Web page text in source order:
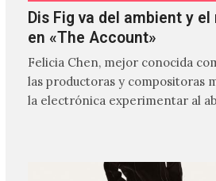
Dis Fig va del ambient y
en «The Account»
Felicia Chen, mejor conocida
las productoras y compositoras
la electrónica experimentar al